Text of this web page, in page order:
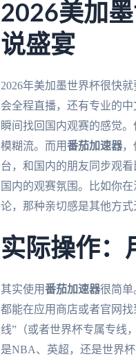
2026美加
说盛宴
2026年美加墨世界杯很快
会全程直播，还有专业的
瞬间找回国内观赛的感觉
模糊流。而用番茄加速器，
台，和国内的朋友同步观
国内的观赛氛围。比如你
论，那种亲切感是其他方式
实际操作：
其实使用番茄加速器很简单
都能在应用商店或者官网
线”（或者世界杯专属专线
是NBA、英超，还是世界